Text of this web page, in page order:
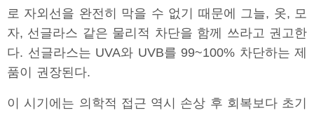
로 자외선을 완전히 막을 수 없기 때문에 그늘, 옷, 모
자, 선글라스 같은 물리적 차단을 함께 쓰라고 권고한
다. 선글라스는 UVA와 UVB를 99~100% 차단하는 제
품이 권장된다.
이 시기에는 의학적 접근 역시 손상 후 회복보다 초기